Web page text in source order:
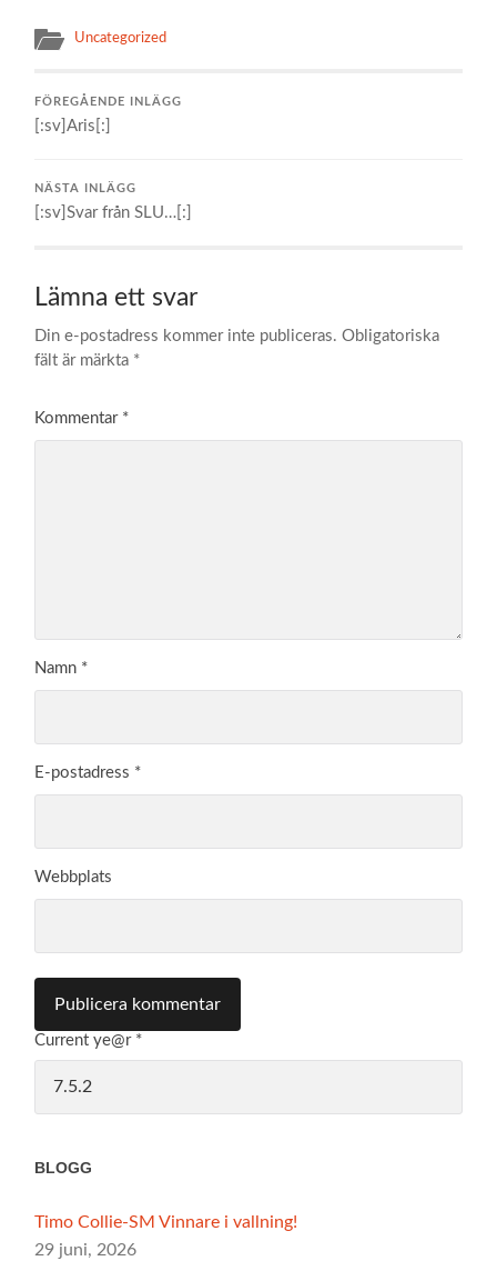
Uncategorized
FÖREGÅENDE INLÄGG
[:sv]Aris[:]
NÄSTA INLÄGG
[:sv]Svar från SLU…[:]
Lämna ett svar
Din e-postadress kommer inte publiceras. Obligatoriska
fält är märkta *
Kommentar *
Namn *
E-postadress *
Webbplats
Current ye@r *
BLOGG
Timo Collie-SM Vinnare i vallning!
29 juni, 2026